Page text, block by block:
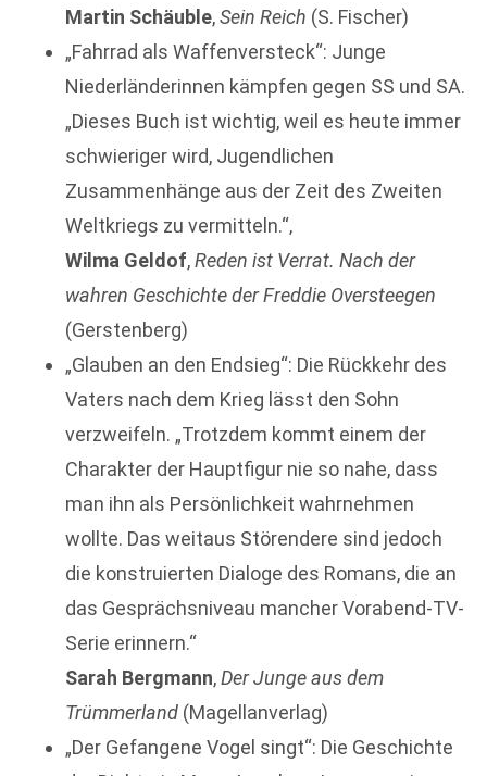
Martin Schäuble,Sein Reich (S. Fischer)
„Fahrrad als Waffenversteck“: Junge
Niederländerinnen kämpfen gegen SS und SA.
„Dieses Buch ist wichtig, weil es heute immer
schwieriger wird, Jugendlichen
Zusammenhänge aus der Zeit des Zweiten
Weltkriegs zu vermitteln.“‚
Wilma Geldof,Reden ist Verrat. Nach der
wahren Geschichte der Freddie Oversteegen
(Gerstenberg)
„Glauben an den Endsieg“: Die Rückkehr des
Vaters nach dem Krieg lässt den Sohn
verzweifeln. „Trotzdem kommt einem der
Charakter der Hauptfigur nie so nahe, dass
man ihn als Persönlichkeit wahrnehmen
wollte. Das weitaus Störendere sind jedoch
die konstruierten Dialoge des Romans, die an
das Gesprächsniveau mancher Vorabend-TV-
Serie erinnern.“
Sarah Bergmann,Der Junge aus dem
Trümmerland (Magellanverlag)
„Der Gefangene Vogel singt“: Die Geschichte